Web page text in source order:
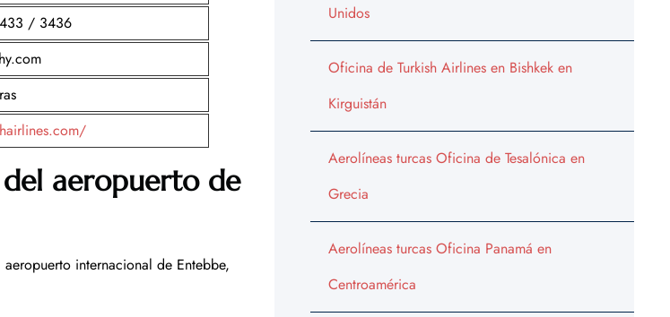
/ 3436
aeropuerto de
internacional de Entebbe,
Unidos
Oficina de Turkish Airlines en Bishkek en
Kirguistán
Aerolíneas turcas Oficina de Tesalónica en
Grecia
Aerolíneas turcas Oficina Panamá en
Centroamérica